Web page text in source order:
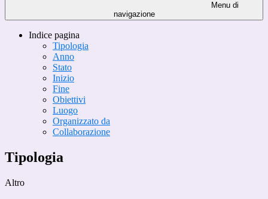
Menu di
navigazione
Indice pagina
Tipologia
Anno
Stato
Inizio
Fine
Obiettivi
Luogo
Organizzato da
Collaborazione
Tipologia
Altro